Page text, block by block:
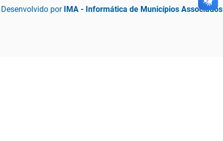
Desenvolvido por IMA - Informática de Municípios Associados